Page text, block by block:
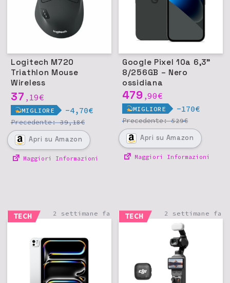
Logitech M720
Triathlon Mouse
Wireless
Multidispositivo,
Bluetooth/USB, 1000
DPI
37 , 19€
MIGLIORE -4,70€
Precedente:39,18€
Apri su Amazon
Maggiori Informazioni
Google Pixel 10a 6,3"
8/256GB – Nero
ossidiana
479 ,90€
MIGLIORE -170€
Precedente:529€
Apri su Amazon
Maggiori Informazioni
TECH 2 settimane fa TECH 2 settimane fa